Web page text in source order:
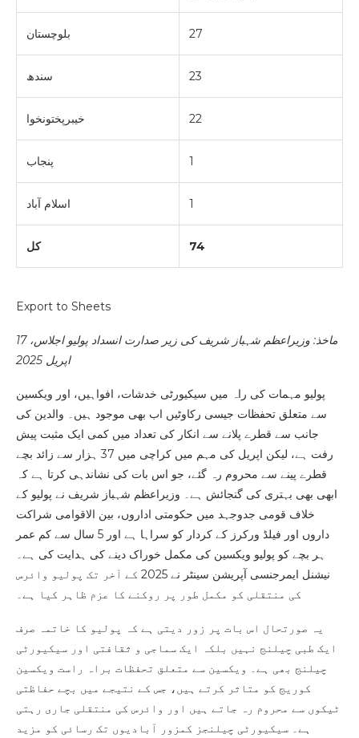
بلوچستان 27
سندھ 23
خیبرپختونخوا 22
پنجاب 1
اسلام آباد 1
کل 74
Export to Sheets
ماخذ: وزیراعظم شہباز شریف کی زیر صدارت انسداد پولیو اجلاس، 17
اپریل 2025
پولیو مہمات کی راہ میں سیکیورٹی خدشات، افواہیں، اور ویکسین
سے متعلق تحفظات جیسی رکاوٹیں اب بھی موجود ہیں۔ والدین کی
جانب سے قطرے پلانے سے انکار کی تعداد میں کمی ایک مثبت پیش
رفت ہے، لیکن اپریل کی مہم میں کراچی میں 37 ہزار سے زائد بچے
قطرے پینے سے محروم رہ گئے، جو اس بات کی نشاندہی کرتا ہے کہ
ابھی بھی بہتری کی گنجائش ہے۔ وزیراعظم شہباز شریف نے پولیو کے
خلاف قومی جدوجہد میں حکومتی اداروں، بین الاقوامی شراکت
داروں اور فیلڈ ورکرز کے کردار کو سراہا ہے اور 5 سال سے کم عمر
ہر بچے کو پولیو ویکسین کی مکمل خوراک دینے کی ہدایت کی ہے۔
نیشنل ایمرجنسی آپریشن سینٹر نے 2025 کے آخر تک پولیو وائرس
یہ صورتحال اس بات پر زور دیتی ہے کہ پولیو کا خاتمہ صرف
ایک طبی چیلنج نہیں بلکہ ایک سماجی و ثقافتی اور سیکیورٹی
چیلنج بھی ہے۔ ویکسین سے متعلق تحفظات براہ راست ویکسین
کوریج کو متاثر کرتے ہیں، جس کے نتیجے میں بچے حفاظتی
ٹیکوں سے محروم رہ جاتے ہیں اور وائرس کی منتقلی جاری رہتی
ہے۔ سیکیورٹی چیلنجز کمزور آبادیوں تک رسائی کو مزید